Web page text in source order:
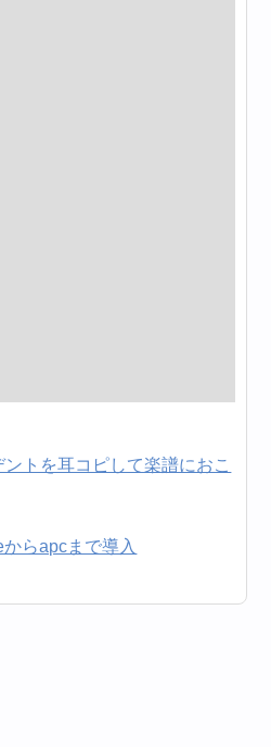
トを耳コピして楽譜におこ
らapcまで導入